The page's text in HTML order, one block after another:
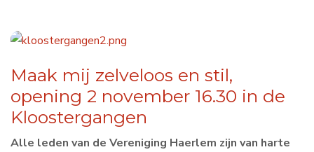
Maak mij zelveloos en stil,
opening 2 november 16.30 in de
Kloostergangen
Alle leden van de Vereniging Haerlem zijn van harte